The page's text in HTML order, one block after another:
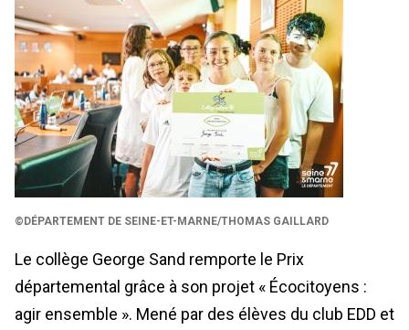
©DÉPARTEMENT DE SEINE-ET-MARNE/THOMAS GAILLARD
Le collège George Sand remporte le Prix
départemental grâce à son projet « Écocitoyens :
agir ensemble ». Mené par des élèves du club EDD et